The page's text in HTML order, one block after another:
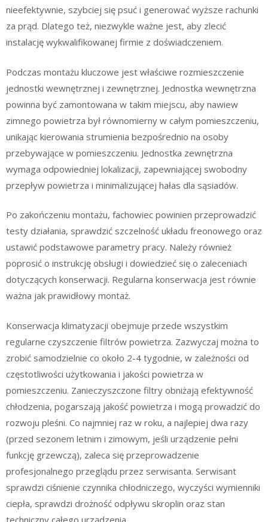
nieefektywnie, szybciej się psuć i generować wyższe rachunki
za prąd. Dlatego też, niezwykle ważne jest, aby zlecić
instalację wykwalifikowanej firmie z doświadczeniem.
Podczas montażu kluczowe jest właściwe rozmieszczenie
jednostki wewnętrznej i zewnętrznej. Jednostka wewnętrzna
powinna być zamontowana w takim miejscu, aby nawiew
zimnego powietrza był równomierny w całym pomieszczeniu,
unikając kierowania strumienia bezpośrednio na osoby
przebywające w pomieszczeniu. Jednostka zewnętrzna
wymaga odpowiedniej lokalizacji, zapewniającej swobodny
przepływ powietrza i minimalizującej hałas dla sąsiadów.
Po zakończeniu montażu, fachowiec powinien przeprowadzić
testy działania, sprawdzić szczelność układu freonowego oraz
ustawić podstawowe parametry pracy. Należy również
poprosić o instrukcję obsługi i dowiedzieć się o zaleceniach
dotyczących konserwacji. Regularna konserwacja jest równie
ważna jak prawidłowy montaż.
Konserwacja klimatyzacji obejmuje przede wszystkim
regularne czyszczenie filtrów powietrza. Zazwyczaj można to
zrobić samodzielnie co około 2-4 tygodnie, w zależności od
częstotliwości użytkowania i jakości powietrza w
pomieszczeniu. Zanieczyszczone filtry obniżają efektywność
chłodzenia, pogarszają jakość powietrza i mogą prowadzić do
rozwoju pleśni. Co najmniej raz w roku, a najlepiej dwa razy
(przed sezonem letnim i zimowym, jeśli urządzenie pełni
funkcję grzewczą), zaleca się przeprowadzenie
profesjonalnego przeglądu przez serwisanta. Serwisant
sprawdzi ciśnienie czynnika chłodniczego, wyczyści wymienniki
ciepła, sprawdzi drożność odpływu skroplin oraz stan
techniczny całego urządzenia.